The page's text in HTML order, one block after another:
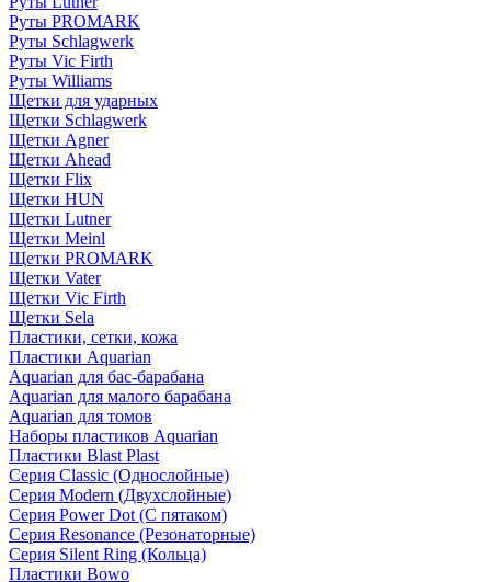
Руты PROMARK
Руты Schlagwerk
Руты Vic Firth
Руты Williams
Щетки для ударных
Щетки Schlagwerk
Щетки Agner
Щетки Ahead
Щетки Flix
Щетки HUN
Щетки Lutner
Щетки Meinl
Щетки PROMARK
Щетки Vater
Щетки Vic Firth
Щетки Sela
Пластики, сетки, кожа
Пластики Aquarian
Aquarian для бас-барабана
Aquarian для малого барабана
Aquarian для томов
Наборы пластиков Aquarian
Пластики Blast Plast
Серия Classic (Однослойные)
Серия Modern (Двухслойные)
Серия Power Dot (С пятаком)
Серия Resonance (Резонаторные)
Серия Silent Ring (Кольца)
Пластики Bowo